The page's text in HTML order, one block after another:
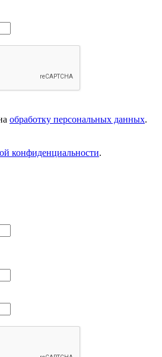
обработку персональных данных.
конфиденциальности.